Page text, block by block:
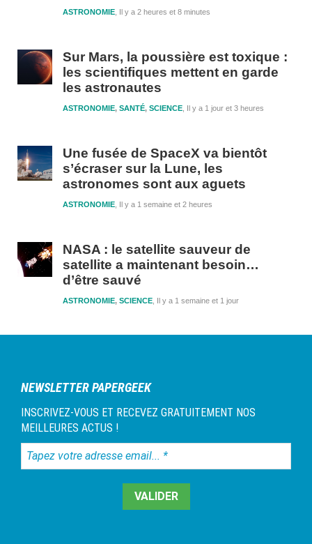
Il y a 2 heures et 8 minutes
ASTRONOMIE
Sur Mars, la poussière est toxique :
les scientifiques mettent en garde
les astronautes
Il y a 1 jour et 3 heures
ASTRONOMIE, SANTÉ, SCIENCE
Une fusée de SpaceX va bientôt
s’écraser sur la Lune, les
astronomes sont aux aguets
Il y a 1 semaine et 2 heures
ASTRONOMIE
NASA : le satellite sauveur de
satellite a maintenant besoin…
d’être sauvé
Il y a 1 semaine et 1 jour
ASTRONOMIE, SCIENCE
NEWSLETTER PAPERGEEK
INSCRIVEZ-VOUS ET RECEVEZ GRATUITEMENT NOS
MEILLEURES ACTUS !
Tapez
votre